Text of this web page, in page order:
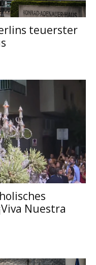
teuerster
Nuestra